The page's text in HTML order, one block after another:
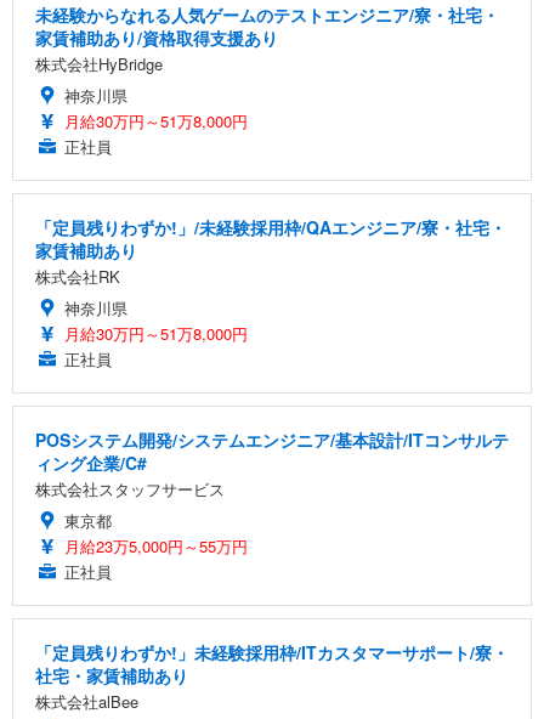
未経験からなれる人気ゲームのテストエンジニア/寮・社宅・
家賃補助あり/資格取得支援あり
株式会社HyBridge
神奈川県
月給30万円～51万8,000円
正社員
「定員残りわずか!」/未経験採用枠/QAエンジニア/寮・社宅・
家賃補助あり
株式会社RK
神奈川県
月給30万円～51万8,000円
正社員
POSシステム開発/システムエンジニア/基本設計/ITコンサルテ
ィング企業/C#
株式会社スタッフサービス
東京都
月給23万5,000円～55万円
正社員
「定員残りわずか!」未経験採用枠/ITカスタマーサポート/寮・
社宅・家賃補助あり
株式会社alBee